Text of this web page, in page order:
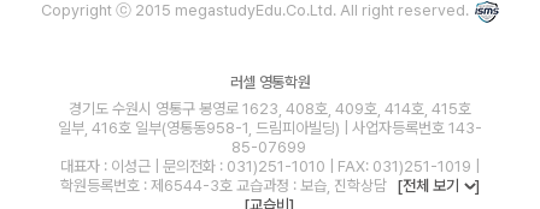
Copyright ⓒ 2015 megastudyEdu.Co.Ltd. All right reserved.
러셀 영통학원
경기도 수원시 영통구 봉영로 1623, 408호, 409호, 414호, 415호
일부, 416호 일부(영통동958-1, 드림피아빌딩) | 사업자등록번호 143-
85-07699
대표자 : 이성근 | 문의전화 : 031)251-1010 | FAX: 031)251-1019 |
학원등록번호 : 제6544-3호 교습과정 : 보습, 진학상담 [전체 보기
]
[교습비]